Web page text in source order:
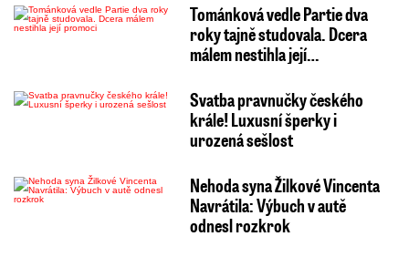
Tománková vedle Partie dva
roky tajně studovala. Dcera
málem nestihla její…
Svatba pravnučky českého
krále! Luxusní šperky i
urozená sešlost
Nehoda syna Žilkové Vincenta
Navrátila: Výbuch v autě
odnesl rozkrok